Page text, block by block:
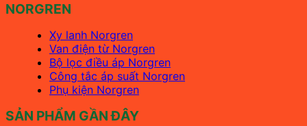
NORGREN
Xy lanh Norgren
Van điện từ Norgren
Bộ lọc điều áp Norgren
Công tắc áp suất Norgren
Phụ kiện Norgren
SẢN PHẨM GẦN ĐÂY